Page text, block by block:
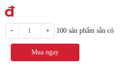
đ
+
- 100sản phẩm sẵn có
Mua ngay